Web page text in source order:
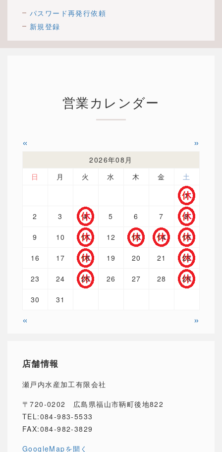
パスワード再発行依頼
新規登録
営業カレンダー
« »
2026年08月
日
月 火 水 木 金
土
1
2 3 4 5 6 7 8
9 10 11 12 13 14 15
16 17 18 19 20 21 22
23 24 25 26 27 28 29
30 31
« »
店舗情報
瀬戸内水産加工有限会社
〒720-0202 広島県福山市鞆町後地822
TEL:084-983-5533
FAX:084-982-3829
GoogleMapを開く